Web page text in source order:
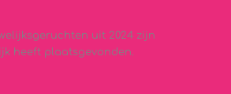
uit 2024 zijn
heeft plaatsgevonden.